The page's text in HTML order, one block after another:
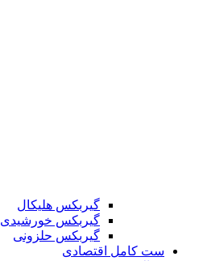
گیربکس هلیکال
گیربکس خورشیدی
گیربکس حلزونی
ست کامل اقتصادی